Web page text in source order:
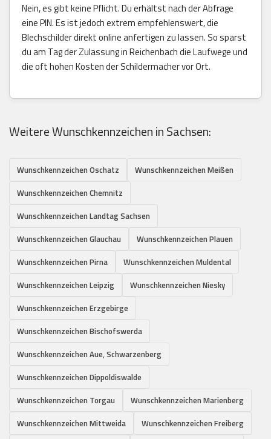
Nein, es gibt keine Pflicht. Du erhältst nach der Abfrage
eine PIN. Es ist jedoch extrem empfehlenswert, die
Blechschilder direkt online anfertigen zu lassen. So sparst
du am Tag der Zulassung in Reichenbach die Laufwege und
die oft hohen Kosten der Schildermacher vor Ort.
Weitere Wunschkennzeichen in Sachsen:
Wunschkennzeichen Oschatz
Wunschkennzeichen Meißen
Wunschkennzeichen Chemnitz
Wunschkennzeichen Landtag Sachsen
Wunschkennzeichen Glauchau
Wunschkennzeichen Plauen
Wunschkennzeichen Pirna
Wunschkennzeichen Muldental
Wunschkennzeichen Leipzig
Wunschkennzeichen Niesky
Wunschkennzeichen Erzgebirge
Wunschkennzeichen Bischofswerda
Wunschkennzeichen Aue, Schwarzenberg
Wunschkennzeichen Dippoldiswalde
Wunschkennzeichen Torgau
Wunschkennzeichen Marienberg
Wunschkennzeichen Mittweida
Wunschkennzeichen Freiberg